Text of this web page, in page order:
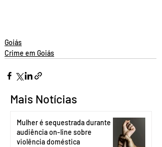
Goiás
Crime em Goiás
Mais Notícias
Mulher é sequestrada durante
audiência on-line sobre
violência doméstica